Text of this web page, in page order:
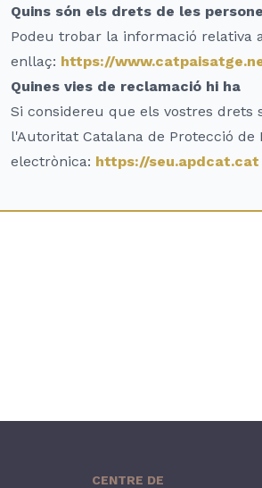
Quins són els drets de les
Podeu trobar la informació relativa
enllaç: https://
Quines vies de reclamació hi ha
Si considereu que els vostres
l'Autoritat Catalana de Protecció
electrònica: https://seu.apdcat.cat
CENTRE DE